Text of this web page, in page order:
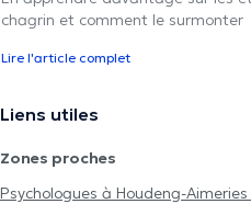
chagrin et comment le surmonter
Lire l'article complet
Liens utiles
Zones proches
Psychologues à Houdeng-Aimeries